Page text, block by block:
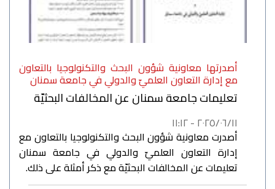
أصدرتها معاونية شؤون البحث والتكنولوجيا بالتعاون
مع إدارة التعاون العلميّ والدولي في جامعة سمنان
تعليمات جامعة سمنان عن المخالفات البحثيّة
٢٠٢٥/٠٦/١١ - ١١:١٢
أصدرت معاونية شؤون البحث والتكنولوجيا بالتعاون مع
إدارة التعاون العلميّ والدولي في جامعة سمنان
تعليمات عن المخالفات البحثيّة مع ذكر أمثلة على ذلك.